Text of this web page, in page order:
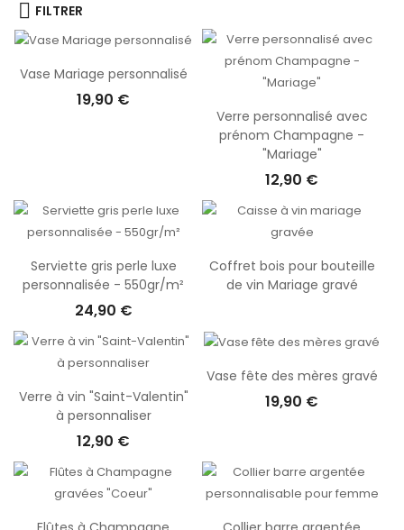
personnalisés, des flûtes à champagnes gravées, des caisses
à vin personnalisables… Autant d’idées qui feront sans aucun
doute plaisir ! Vous êtes plutôt les mariés et vous souhaitez
décorer votre table avec des objets personnalisés pour vos
invités ? Vous trouverez également de petits objets tels que des
porte-clés personnalisés, des stylos gravés, des bougies
personnalisables, etc. Ces accessoires sont parfaits pour
ajouter une touche personnelle à votre mariage et pour faire
plaisir à vos invités en même temps !
FILTRER
Vase Mariage personnalisé
19,90 €
Verre personnalisé avec
prénom Champagne -
"Mariage"
12,90 €
Serviette gris perle luxe
personnalisée - 550gr/m²
24,90 €
Coffret bois pour bouteille
de vin Mariage gravé
Verre à vin "Saint-Valentin"
à personnaliser
12,90 €
Vase fête des mères gravé
19,90 €